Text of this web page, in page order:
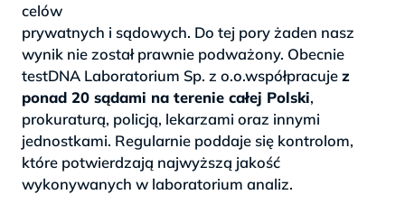
celów
prywatnych i sądowych. Do tej pory żaden nasz
wynik nie został prawnie podważony. Obecnie
testDNA Laboratorium Sp. z o.o.współpracujez
ponad 20 sądami na terenie całej Polski,
prokuraturą, policją, lekarzami oraz innymi
jednostkami. Regularnie poddaje się kontrolom,
które potwierdzają najwyższą jakość
wykonywanych w laboratorium analiz.